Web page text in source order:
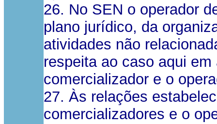
26. No SEN o operador
plano jurídico, da
atividades não
respeita ao caso aqui
comercializador e o
27. Às relações
comercializadores e o